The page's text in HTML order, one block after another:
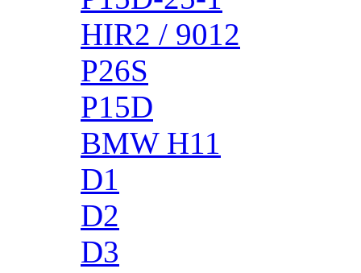
HIR2 / 9012
P26S
P15D
BMW H11
D1
D2
D3